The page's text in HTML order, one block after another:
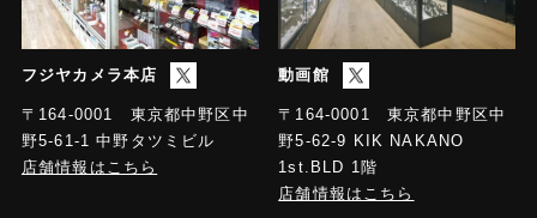
フジヤカメラ本店
〒164-0001 東京都中野区中
野5-61-1 中野タツミビル
店舗情報はこちら
動画館
〒164-0001 東京都中野区中
野5-62-9 KIK NAKANO
1st.BLD 1階
店舗情報はこちら